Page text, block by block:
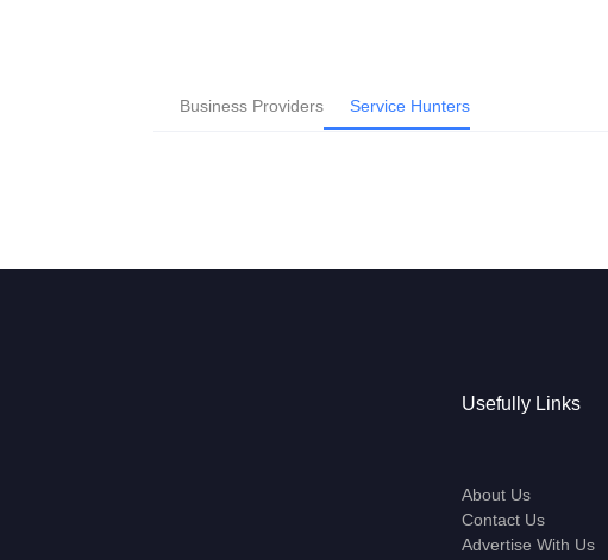
Business Providers Service Hunters
Usefully Links
About Us
Contact Us
Advertise With Us